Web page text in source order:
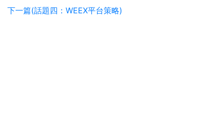
下一篇(話題四：WEEX平台策略)